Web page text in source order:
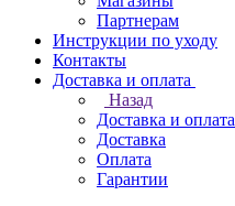
Партнерам
Инструкции по уходу
Контакты
Доставка и оплата
Назад
Доставка и оплата
Доставка
Оплата
Гарантии